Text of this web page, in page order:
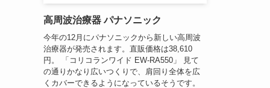
高周波治療器 パナソニック
今年の12月にパナソニックから新しい高周波
治療器が発売されます。直販価格は38,610
円。 「コリコランワイド EW-RA550」 見て
の通りかなり広いつくりで、肩回り全体を広
くカバーできるようになっているそうです。